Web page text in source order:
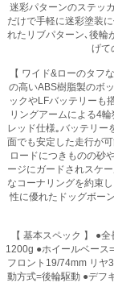
迷彩パターンのステッ
だけで手軽に迷彩塗装
れたリブパターン､後輪
げて
【 ワイド&ローのタフ
の高いABS樹脂製のボ
ックやLFバッテリーも
リングアームによる4
レッド仕様｡バッテリー
面でも安定した走行が
ロードにつきものの砂
ージにガードされスケ
なコーナリングを約束
性に優れたドッグボー
【 基本スペック 】 ●
1200g ●ホイールベース
フロント19/74mm リヤ
動方式=後輪駆動 ●デフ